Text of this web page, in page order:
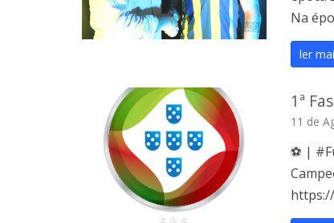
Na
ler
1ª
11 de
⚽️ |